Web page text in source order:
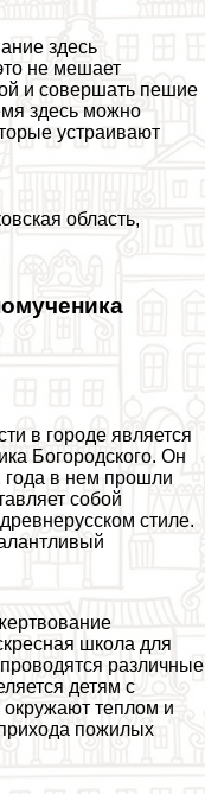
здесь
не мешает
и совершать пешие
здесь можно
устраивают
область,
в городе является
Богородского. Он
года в нем прошли
собой
стиле.
школа для
различные
детям с
теплом и
пожилых